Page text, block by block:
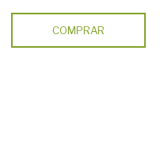
COMPRAR